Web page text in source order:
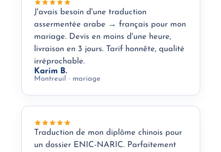
J'avais besoin d'une traduction
assermentée arabe → français pour mon
mariage. Devis en moins d'une heure,
livraison en 3 jours. Tarif honnête, qualité
irréprochable.
Karim B.
Montreuil · mariage
Traduction de mon diplôme chinois pour
un dossier ENIC-NARIC. Parfaitement